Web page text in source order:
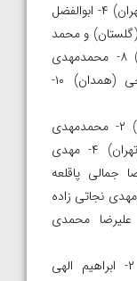
رضوی (مازندران) ۳- امیررضا تیموری زاد (تهران) ۴- ابوالفضل
مهر (گلستان) و محمد
سالاروند (تهران) ۷- دانیال کاظمی (البرز) ۸- محمدمهدی
رجایی (خراسان رضوی) ۹- حسین فرجی (همدان) ۱۰-
۴۸ کیلوگرم: ۱- علی یحیی پور (مازندران) ۲- محمدمهدی
لاغری (مازندران) ۳- محمدرضا اسدی (تهران) ۴- مهدی
(آذربایجان غربی) ۵- رضا جمالی پاقلعه
ناصری (لرستان) ۷- امیرمهدی نجاتی زاده
۸- مهدی دشتی (تهران) ۹- علیرضا محمدی
۵۱ کیلوگرم: ۱- علی خرم دل (تهران) ۲- ابراهیم الهی